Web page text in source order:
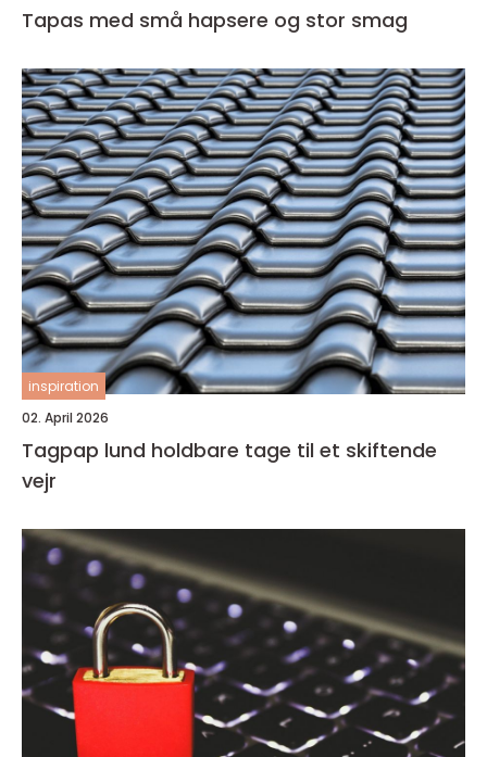
Tapas med små hapsere og stor smag
inspiration
02. April 2026
Tagpap lund holdbare tage til et skiftende
vejr